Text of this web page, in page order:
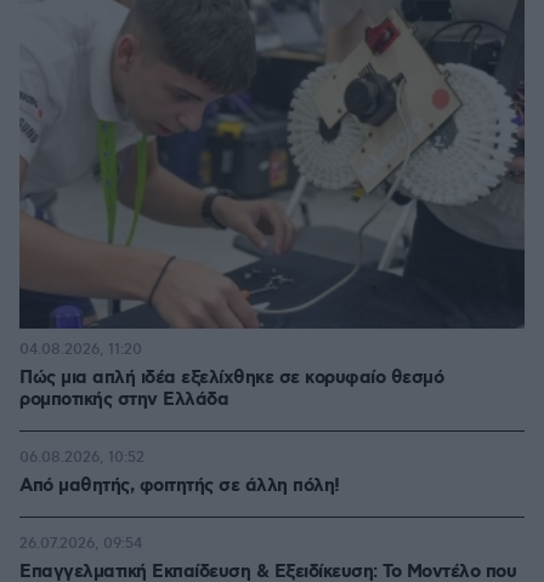
Πώς μια απλή ιδέα εξελίχθηκε σε κορυφαίο θεσμό
ρομποτικής στην Ελλάδα
04.08.2026, 11:20
Από μαθητής, φοιτητής σε άλλη πόλη!
06.08.2026, 10:52
Επαγγελματική Εκπαίδευση & Εξειδίκευση: Το Mοντέλο που
26.07.2026, 09:54